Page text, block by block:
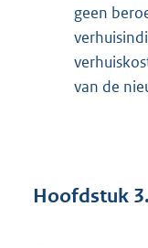
geen
van de
Hoofdstuk